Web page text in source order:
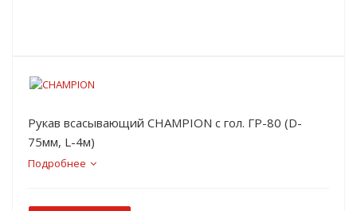
Рукав всасывающий CHAMPION с гол. ГР-80 (D-
75мм, L-4м)
Подробнее